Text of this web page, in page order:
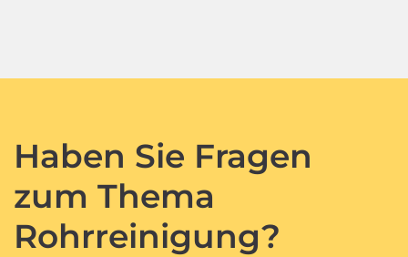
Haben Sie Fragen
zum Thema
Rohrreinigung?